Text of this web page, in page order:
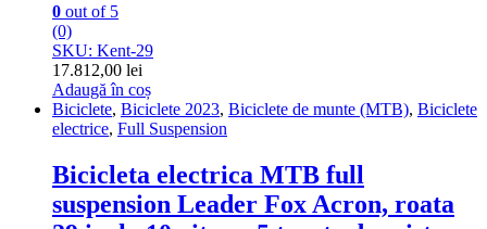
0 out of 5
(0)
SKU: Kent-29
17.812,00 lei
Adaugă în coș
Biciclete, Biciclete 2023, Biciclete de munte (MTB), Biciclete
electrice, Full Suspension
Bicicleta electrica MTB full
suspension Leader Fox Acron, roata